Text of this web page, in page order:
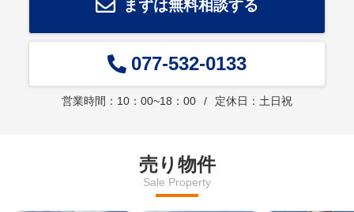
まずは無料相談する
077-532-0133
営業時間：10：00~18：00 定休日：土日祝
売り物件
Sale Property